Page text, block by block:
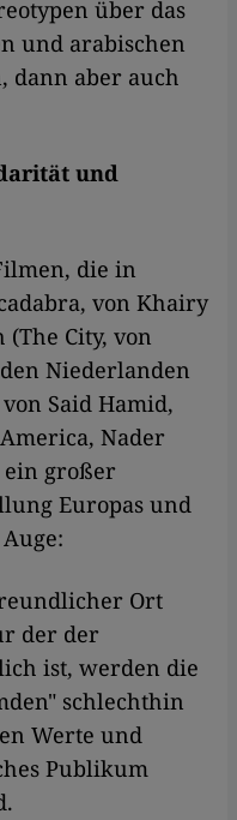
über das
und arabischen
dann aber auch
und
die in
von Khairy
City, von
Niederlanden
Said Hamid,
Nader
ein großer
Europas und
Ort
der der
ist, werden die
schlechthin
Werte und
Publikum